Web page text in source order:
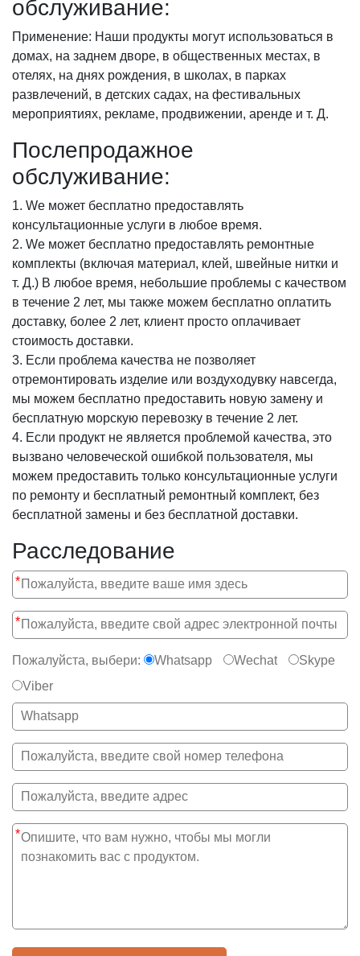
обслуживание:
Применение: Наши продукты могут использоваться в
домах, на заднем дворе, в общественных местах, в
отелях, на днях рождения, в школах, в парках
развлечений, в детских садах, на фестивальных
мероприятиях, рекламе, продвижении, аренде и т. Д.
Послепродажное
обслуживание:
1. We может бесплатно предоставлять
консультационные услуги в любое время.
2. We может бесплатно предоставлять ремонтные
комплекты (включая материал, клей, швейные нитки и
т. Д.) В любое время, небольшие проблемы с качеством
в течение 2 лет, мы также можем бесплатно оплатить
доставку, более 2 лет, клиент просто оплачивает
стоимость доставки.
3. Если проблема качества не позволяет
отремонтировать изделие или воздуходувку навсегда,
мы можем бесплатно предоставить новую замену и
бесплатную морскую перевозку в течение 2 лет.
4. Если продукт не является проблемой качества, это
вызвано человеческой ошибкой пользователя, мы
можем предоставить только консультационные услуги
по ремонту и бесплатный ремонтный комплект, без
бесплатной замены и без бесплатной доставки.
Расследование
*
*
Пожалуйста, выбери: Whatsapp Wechat
Skype
Viber
*